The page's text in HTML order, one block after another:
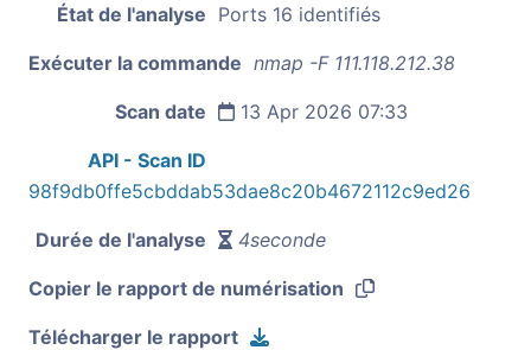
État de l'analyse Ports 16 identifiés
Exécuter la commande nmap -F 111.118.212.38
Scan date 13 Apr 2026 07:33
API - Scan ID
98f9db0ffe5cbddab53dae8c20b4672112c9ed26
Durée de l'analyse 4seconde
Copier le rapport de numérisation
Télécharger le rapport